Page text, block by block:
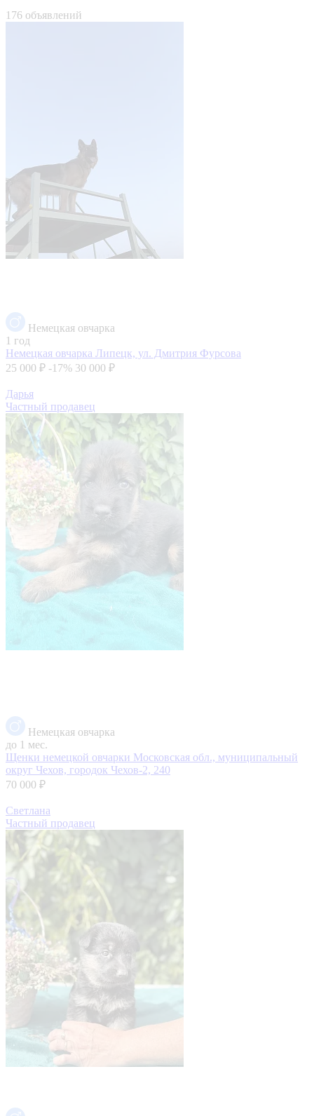
176 объявлений
Немецкая овчарка
1 год
Немецкая овчарка Липецк, ул. Дмитрия Фурсова
25 000 ₽ -17% 30 000 ₽
Дарья
Частный продавец
Немецкая овчарка
до 1 мес.
Щенки немецкой овчарки Московская обл., муниципальный
округ Чехов, городок Чехов-2, 240
70 000 ₽
Светлана
Частный продавец